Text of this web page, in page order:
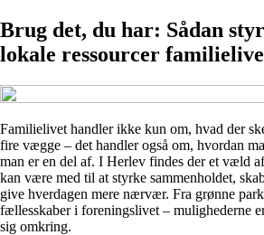
Brug det, du har: Sådan
lokale ressourcer
Familielivet handler ikke kun om, hvad der
fire vægge – det handler også om, hvordan
man er en del af. I Herlev findes der et væld
kan være med til at styrke sammenholdet,
give hverdagen mere nærvær. Fra grønne
fællesskaber i foreningslivet – mulighederne
sig omkring.